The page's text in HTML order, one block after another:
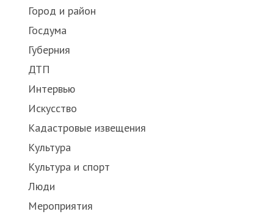
Город и район
Госдума
Губерния
ДТП
Интервью
Искусство
Кадастровые извещения
Культура
Культура и спорт
Люди
Мероприятия